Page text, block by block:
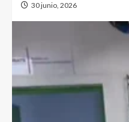
30 junio, 2026